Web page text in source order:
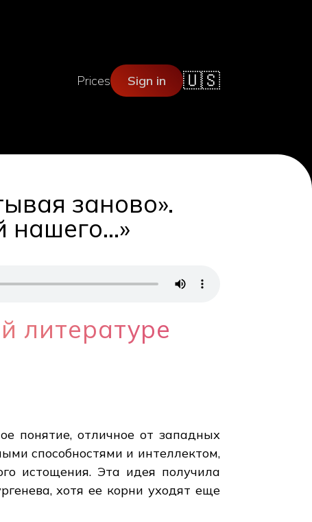
Prices Sign in 🇺🇸
заново».
нашего…»
литературе
понятие, отличное от западных
способностями и интеллектом,
истощения. Эта идея получила
хотя ее корни уходят еще